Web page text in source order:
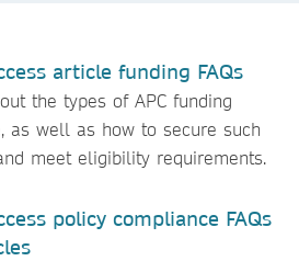
article funding FAQs
the types of APC funding
as well as how to secure such
meet eligibility requirements.
policy compliance FAQs